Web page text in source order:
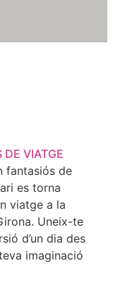
DE VIATGE
fantasiós de
es torna
viatge a la
Uneix-te
d’un dia des
imaginació